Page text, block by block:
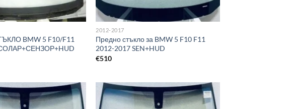
BMW 5 F10/F11
2012-2017
Предно стъкло за BMW 5 F10 F11
2012-2017 SEN+HUD
€510